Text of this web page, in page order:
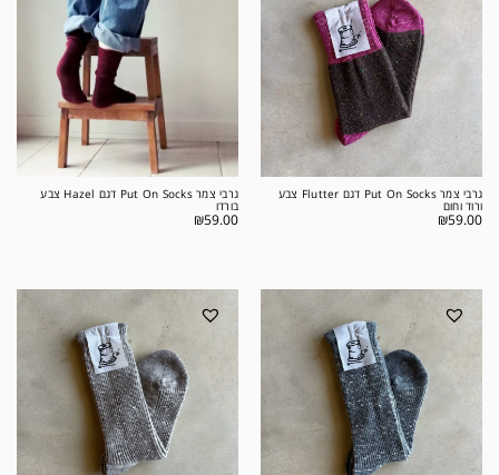
גרבי צמר Put On Socks דגם Flutter צבע
ורוד וחום
₪59.00
גרבי צמר Put On Socks דגם Hazel צבע
בורדו
₪59.00